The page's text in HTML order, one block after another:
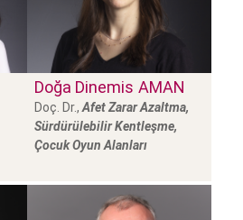
Doğa Dinemis AMAN
Doç. Dr., Afet Zarar Azaltma,
Sürdürülebilir Kentleşme,
Çocuk Oyun Alanları